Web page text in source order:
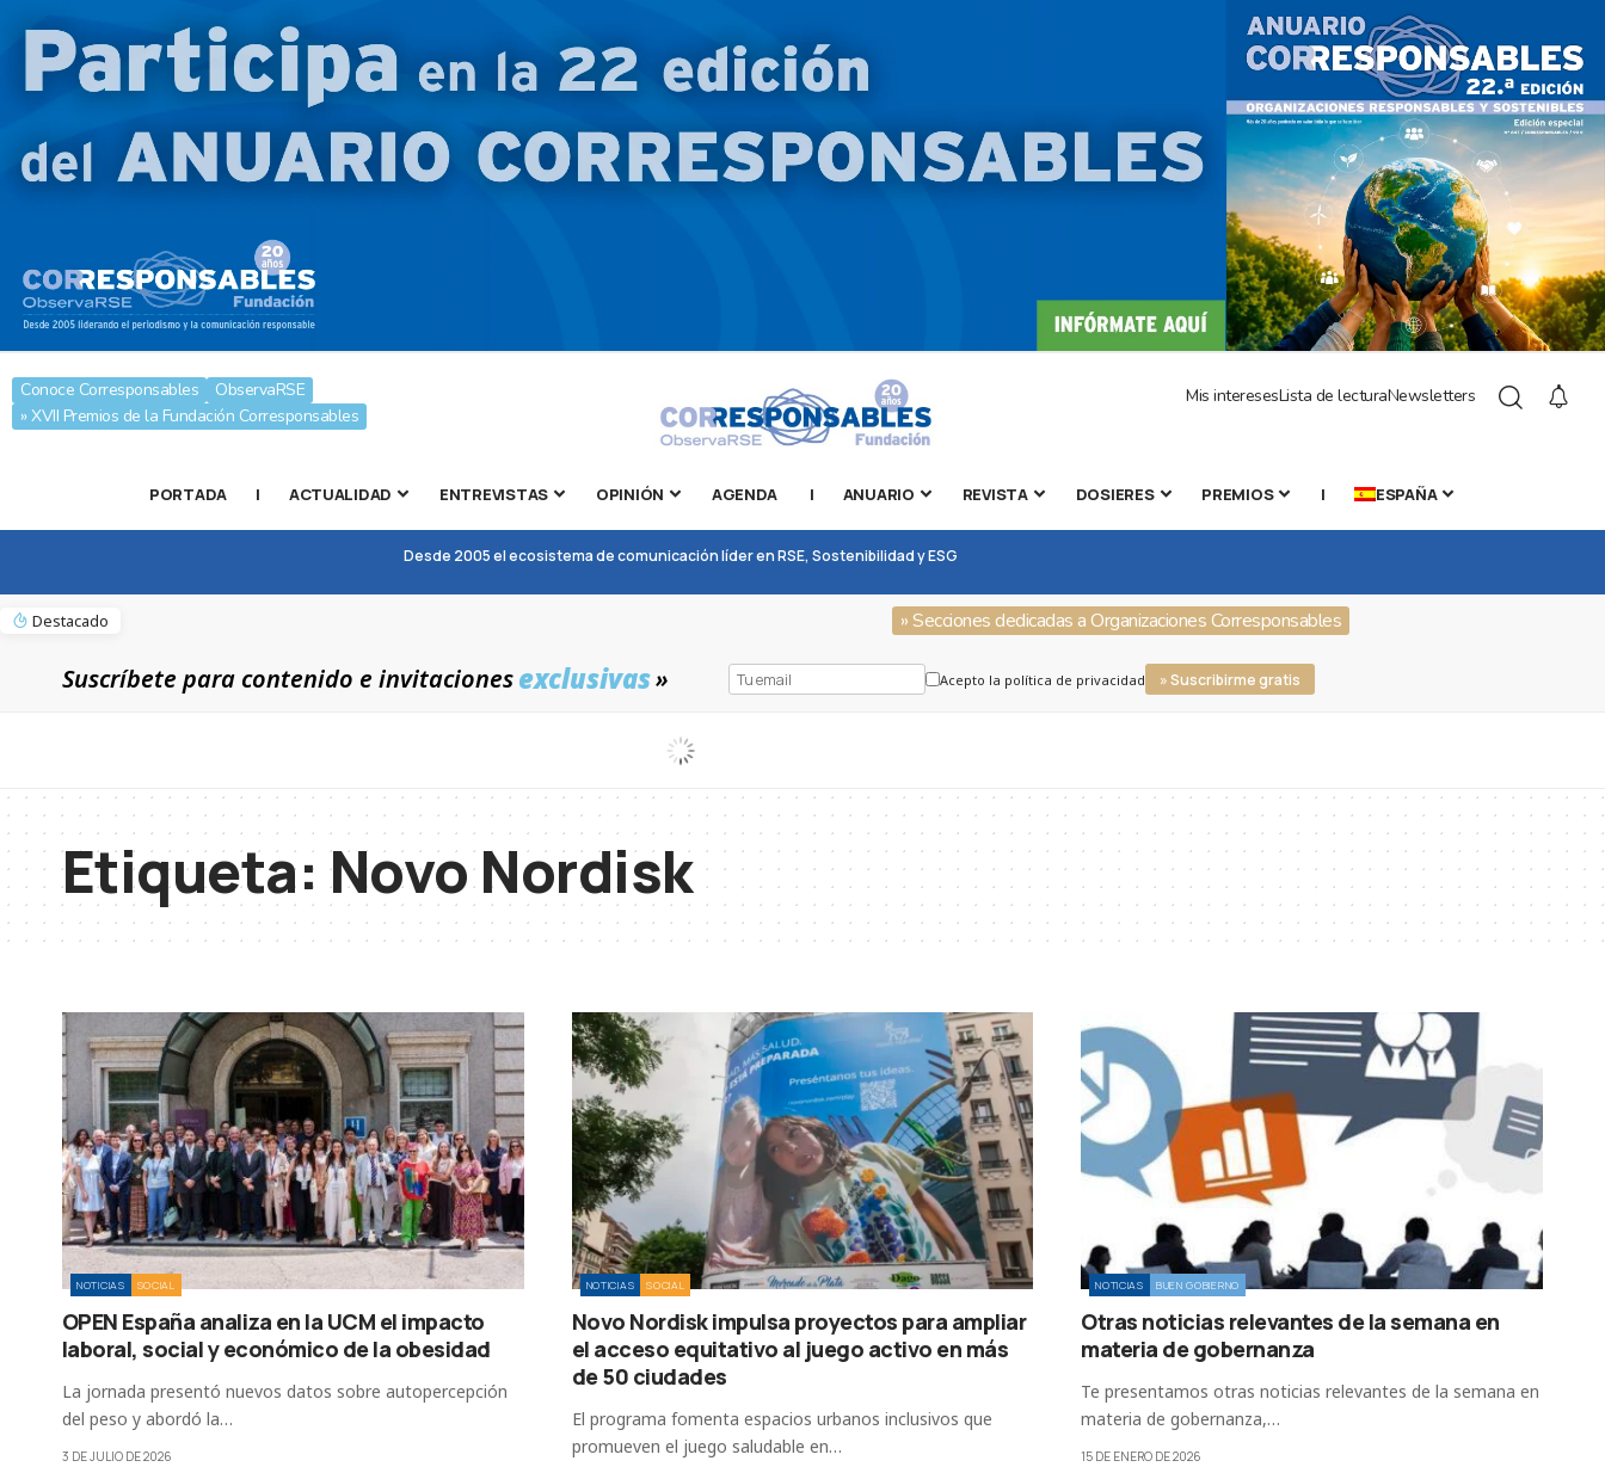
Conoce Corresponsables
ObservaRSE
» XVII Premios de la Fundación Corresponsables
Mis interesesLista de lecturaNewsletters
PORTADA | ACTUALIDAD ENTREVISTAS OPINIÓN AGENDA | ANUARIO REVISTA DOSIERES PREMIOS | ESPAÑA
Desde 2005 el ecosistema de comunicación líder en RSE, Sostenibilidad y ESG
Destacado » Secciones dedicadas a Organizaciones Corresponsables
Suscríbete para contenido e invitacionesexclusivas» Acepto la política de privacidad » Suscribirme gratis
Etiqueta: Novo Nordisk
NOTICIAS SOCIAL
OPEN España analiza en la UCM el impacto
laboral, social y económico de la obesidad
La jornada presentó nuevos datos sobre autopercepción
del peso y abordó la…
3 DE JULIO DE 2026
NOTICIAS SOCIAL
Novo Nordisk impulsa proyectos para ampliar
el acceso equitativo al juego activo en más
de 50 ciudades
El programa fomenta espacios urbanos inclusivos que
promueven el juego saludable en…
NOTICIAS BUEN GOBIERNO
Otras noticias relevantes de la semana en
materia de gobernanza
Te presentamos otras noticias relevantes de la semana en
materia de gobernanza,…
15 DE ENERO DE 2026